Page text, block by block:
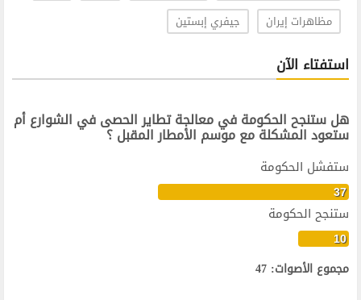
مظاهرات إيران
جيفري إبستين
استفتاء الآن
هل ستنجح الحكومة في معالجة تطاير الحصى في الشوارع أم
ستعود المشكلة مع موسم الأمطار المقبل ؟
ستفشل الحكومة
37
ستنجح الحكومة
10
مجموع الأصوات: 47